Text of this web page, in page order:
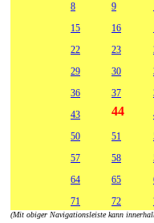
8
9
15
16
22
23
29
30
36
37
43
44
50
51
57
58
64
65
71
72
(Mit obiger Navigationsleiste kann